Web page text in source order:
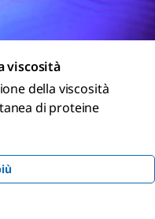
viscosità
della viscosità
di proteine